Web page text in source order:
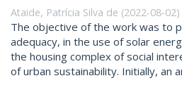
Ataide, Patrícia Silva de (2022-08-02)
The objective of the work was to
adequacy, in the use of solar
the housing complex of social
of urban sustainability. Initially, an